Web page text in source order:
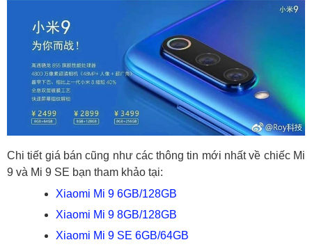
Chi tiết giá bán cũng như các thông tin mới nhất về chiếc Mi
9 và Mi 9 SE bạn tham khảo tại:
Xiaomi Mi 9 6GB/128GB
Xiaomi Mi 9 8GB/128GB
Xiaomi Mi 9 SE 6GB/64GB